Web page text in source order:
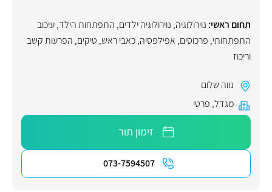
תחום ראשי: נוירולוגיה, נוירולוגיה ילדים, התפתחות הילד,עיכוב
התפתחותי, פרכוסים, אפילפסיה,כאבי ראש, טיקים, הפרעות קשב
וריכוז
נווה שלום
מגדל, פרטי
זימון תור
073-7594507